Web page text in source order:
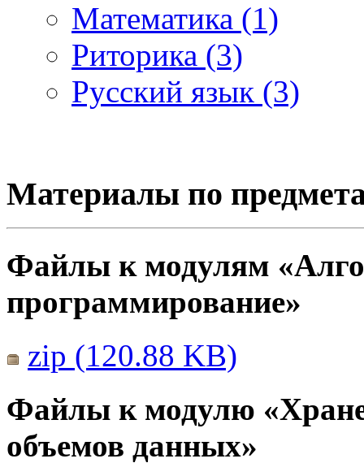
Математика (1)
Риторика (3)
Русский язык (3)
Материалы по
Файлы к модулям
программирование»
zip (120.88 KB)
Файлы к модулю
объемов данных»